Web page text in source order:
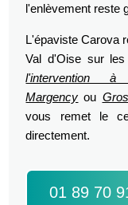
l'enlèvement reste
L'épaviste Carova
Val d'Oise sur
l'intervention à
Margency ou
vous remet le
directement.
01 89 70